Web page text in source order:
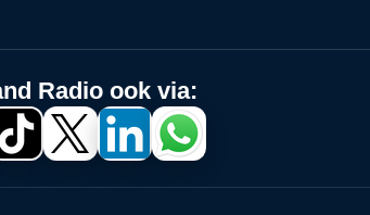
Radio ook via: